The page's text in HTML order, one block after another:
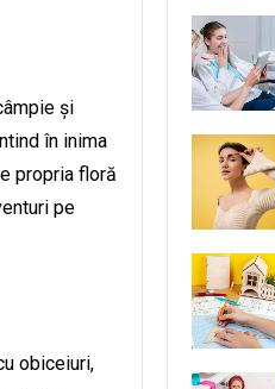
și
în inima
propria floră
pe
obiceiuri,